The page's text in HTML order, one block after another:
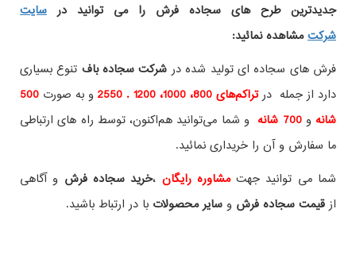
جدیدترین طرح های سجاده فرش را می توانید در سایت
شرکتمشاهده نمائید:
فرش های سجاده ای تولید شده درشرکت سجاده باف تنوع بسیاری
دارد از جمله درتراکم‌های 800، 1000، 1200 . 2550 و به صورت 500
شانه و700 شانه
و شما می‌توانید هم‌اکنون، توسط راه های ارتباطی
ما سفارش و آن را خریداری نمائید.
شما می توانید جهت مشاوره رایگان ،خرید سجاده فرش و آگاهی
ازقیمت سجاده فرش وسایر محصولات با در ارتباط باشید.